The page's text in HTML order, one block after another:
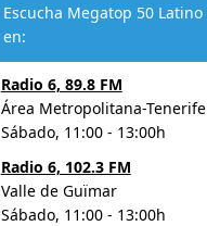
Escucha Megatop 50 Latino
en:
Radio 6, 89.8 FM
Área Metropolitana-Tenerife
Sábado, 11:00 - 13:00h
Radio 6, 102.3 FM
Valle de Guïmar
Sábado, 11:00 - 13:00h